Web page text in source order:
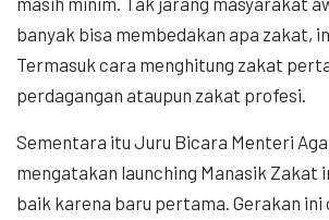
banyak bisa membedakan apa zakat,
Termasuk cara menghitung zakat
perdagangan ataupun zakat profesi.
Sementara itu Juru Bicara Menteri
mengatakan launching Manasik Zakat
baik karena baru pertama. Gerakan